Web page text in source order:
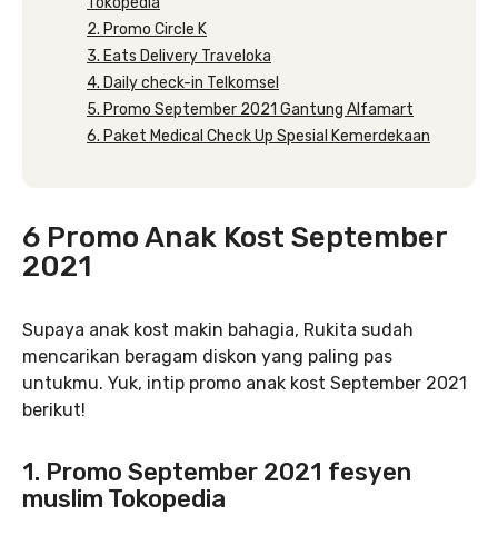
2. Promo Circle K
3. Eats Delivery Traveloka
4. Daily check-in Telkomsel
5. Promo September 2021 Gantung Alfamart
6. Paket Medical Check Up Spesial Kemerdekaan
6 Promo Anak Kost September
2021
Supaya anak kost makin bahagia, Rukita sudah
mencarikan beragam diskon yang paling pas
untukmu. Yuk, intip promo anak kost September 2021
berikut!
1. Promo September 2021 fesyen
muslim Tokopedia